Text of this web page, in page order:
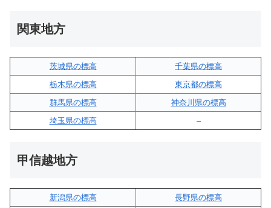
関東地方
茨城県の標高
千葉県の標高
栃木県の標高
東京都の標高
群馬県の標高
神奈川県の標高
埼玉県の標高
–
甲信越地方
新潟県の標高
長野県の標高